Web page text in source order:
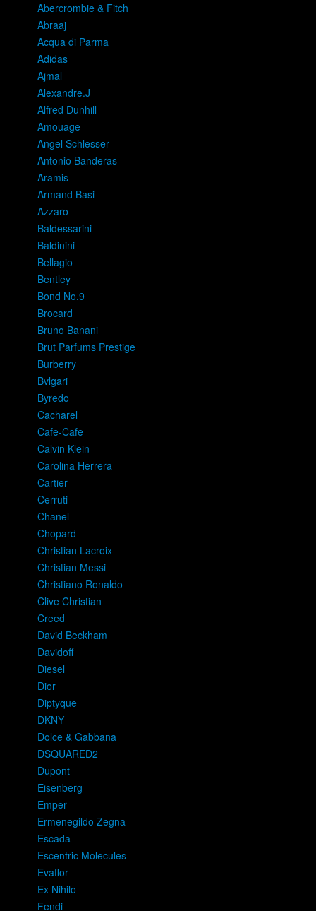
Abercrombie & Fitch
Abraaj
Acqua di Parma
Adidas
Ajmal
Alexandre.J
Alfred Dunhill
Amouage
Angel Schlesser
Antonio Banderas
Aramis
Armand Basi
Azzaro
Baldessarini
Baldinini
Bellagio
Bentley
Bond No.9
Brocard
Bruno Banani
Brut Parfums Prestige
Burberry
Bvlgari
Byredo
Cacharel
Cafe-Cafe
Calvin Klein
Carolina Herrera
Cartier
Cerruti
Chanel
Chopard
Christian Lacroix
Christian Messi
Christiano Ronaldo
Clive Christian
Creed
David Beckham
Davidoff
Diesel
Dior
Diptyque
DKNY
Dolce & Gabbana
DSQUARED2
Dupont
Eisenberg
Emper
Ermenegildo Zegna
Escada
Escentric Molecules
Evaflor
Ex Nihilo
Fendi